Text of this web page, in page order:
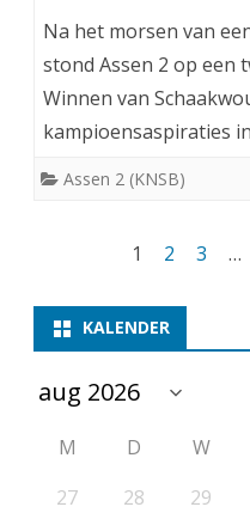
Na het morsen van
stond Assen 2 op een
Winnen van
kampioensaspiraties
Assen 2 (KNSB)
1 2 3 …
KALENDER
M D W
27
28 29